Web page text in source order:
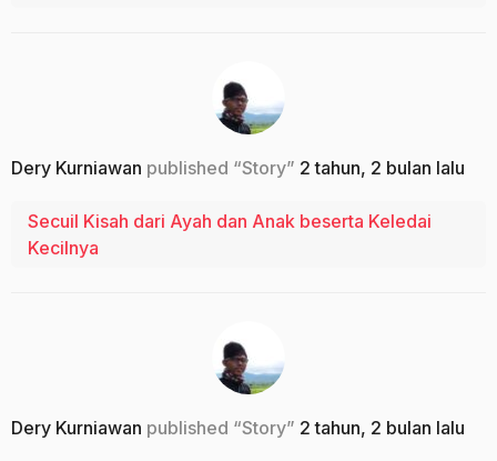
Dery Kurniawan published “Story” 2 tahun, 2 bulan lalu
Secuil Kisah dari Ayah dan Anak beserta Keledai
Kecilnya
Dery Kurniawan published “Story” 2 tahun, 2 bulan lalu